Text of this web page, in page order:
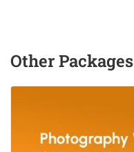
Other Packages